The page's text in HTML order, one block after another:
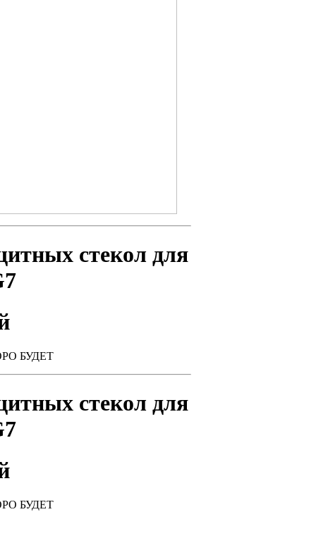
стекол для
БУДЕТ
стекол для
БУДЕТ